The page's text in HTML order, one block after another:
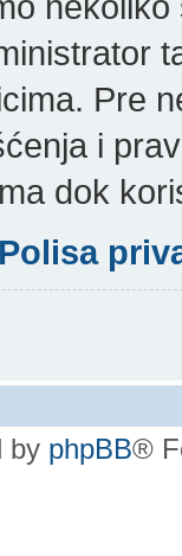
Pre
i
dok
Polisa
by phpBB®